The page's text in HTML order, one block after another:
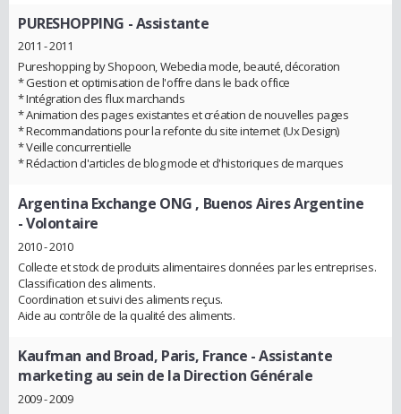
PURESHOPPING - Assistante
2011 - 2011
Pureshopping by Shopoon, Webedia mode, beauté, décoration
* Gestion et optimisation de l'oﬀre dans le back office
* Intégration des flux marchands
* Animation des pages existantes et création de nouvelles pages
* Recommandations pour la refonte du site internet (Ux Design)
* Veille concurrentielle
* Rédaction d'articles de blog mode et d'historiques de marques
Argentina Exchange ONG , Buenos Aires Argentine
- Volontaire
2010 - 2010
Collecte et stock de produits alimentaires données par les entreprises.
Classification des aliments.
Coordination et suivi des aliments reçus.
Aide au contrôle de la qualité des aliments.
Kaufman and Broad, Paris, France - Assistante
marketing au sein de la Direction Générale
2009 - 2009